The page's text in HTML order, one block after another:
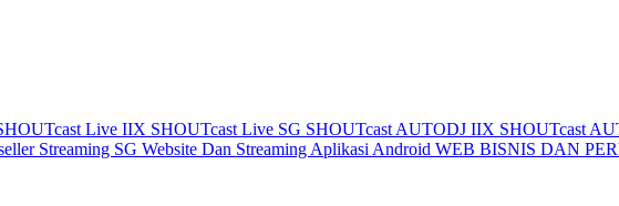
Live IIX SHOUTcast Live SG SHOUTcast AUTODJ IIX SHOUTcast
Streaming SG Website Dan Streaming Aplikasi Android WEB BISNIS DAN